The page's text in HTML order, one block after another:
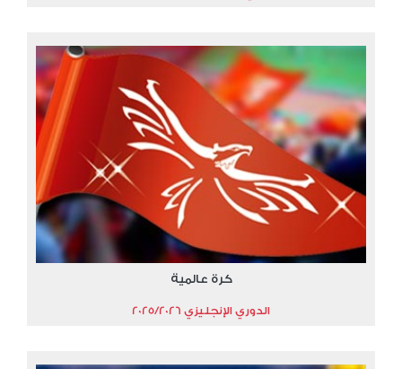
كرة عالمية
الدوري الإنجليزي 2025/2026